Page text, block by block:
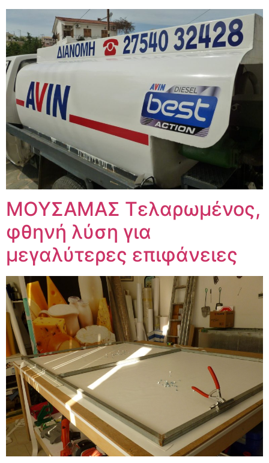
ΜΟΥΣΑΜΑΣ Τελαρωμένος,
φθηνή λύση για
μεγαλύτερες επιφάνειες